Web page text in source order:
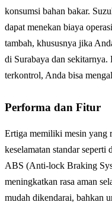
konsumsi bahan bakar.
dapat menekan biaya
tambah, khususnya jika
di Surabaya dan
terkontrol, Anda bisa
Performa dan Fitur
Ertiga memiliki mesin yang
keselamatan standar seperti
ABS (Anti-lock Braking
meningkatkan rasa aman
mudah dikendarai, bahkan